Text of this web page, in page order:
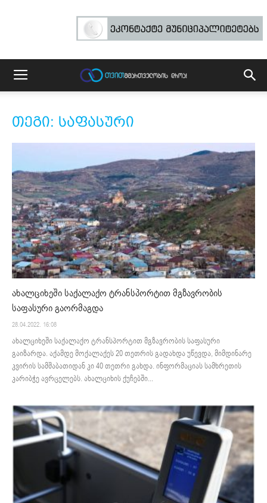
თეგი: საფასური
ახალციხეში საქალაქო ტრანსპორტით მგზავრობის
საფასური გაორმაგდა
28.04.2022. 16:08
ახალციხეში საქალაქო ტრანსპორტით მგზავრობის საფასური
გაიზარდა. აქამდე მოქალაქეს 20 თეთრის გადახდა უწევდა, მიმდინარე
კვირის სამშაბათიდან კი 40 თეთრი გახდა. ინფორმაციას სამხრეთის
კარიბჭე ავრცელებს. ახალციხის ქუჩებში...